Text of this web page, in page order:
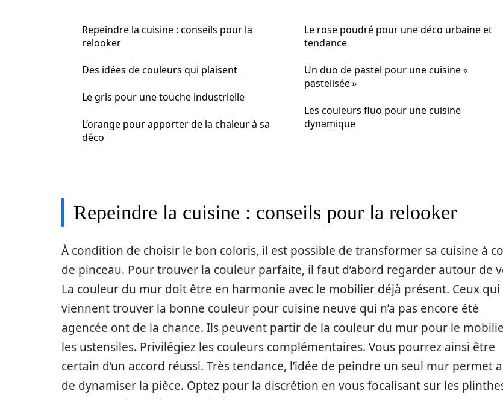
Repeindre la cuisine : conseils pour la
relooker
Des idées de couleurs qui plaisent
Le gris pour une touche industrielle
L’orange pour apporter de la chaleur à sa
déco
Le rose poudré pour une déco urbaine et
tendance
Un duo de pastel pour une cuisine «
pastelisée »
Les couleurs fluo pour une cuisine
dynamique
Repeindre la cuisine : conseils pour la relooker
À condition de choisir le bon coloris, il est possible de transformer sa cuisine à
de pinceau. Pour trouver la couleur parfaite, il faut d’abord regarder autour de
La couleur du mur doit être en harmonie avec le mobilier déjà présent. Ceux qui
viennent trouver la bonne couleur pour cuisine neuve qui n’a pas encore été
agencée ont de la chance. Ils peuvent partir de la couleur du mur pour le
les ustensiles. Privilégiez les couleurs complémentaires. Vous pourrez ainsi être
certain d’un accord réussi. Très tendance, l’idée de peindre un seul mur permet
de dynamiser la pièce. Optez pour la discrétion en vous focalisant sur les